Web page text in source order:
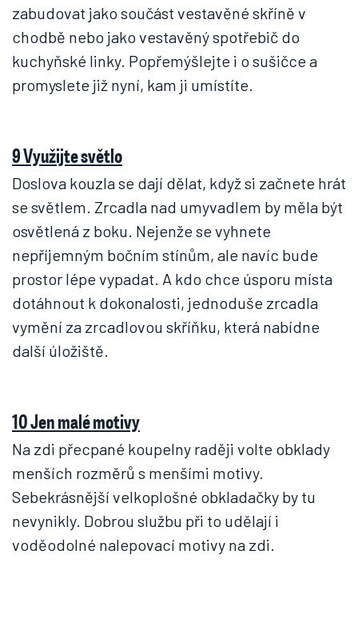
zabudovat jako součást vestavěné skříně v
chodbě nebo jako vestavěný spotřebič do
kuchyňské linky. Popřemýšlejte i o sušičce a
promyslete již nyní, kam ji umístíte.
9 Využijte světlo
Doslova kouzla se dají dělat, když si začnete hrát
se světlem. Zrcadla nad umyvadlem by měla být
osvětlená z boku. Nejenže se vyhnete
nepříjemným bočním stínům, ale navíc bude
prostor lépe vypadat. A kdo chce úsporu místa
dotáhnout k dokonalosti, jednoduše zrcadla
vymění za zrcadlovou skříňku, která nabídne
další úložiště.
10 Jen malé motivy
Na zdi přecpané koupelny raději volte obklady
menších rozměrů s menšími motivy.
Sebekrásnější velkoplošné obkladačky by tu
nevynikly. Dobrou službu při to udělají i
voděodolné nalepovací motivy na zdi.